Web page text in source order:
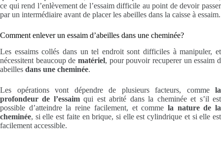
ce qui rend l’enlèvement de l’essaim difficile au point de devoir passer
par un intermédiaire avant de placer les abeilles dans la caisse à essaim.
Comment enlever un essaim d’abeilles dans une cheminée?
Les essaims collés dans un tel endroit sont difficiles à manipuler, et
nécessitent beaucoup de matériel, pour pouvoir recuperer un essaim d
abeilles dans une cheminée.
Les opérations vont dépendre de plusieurs facteurs, commela
profondeur de l’essaimqui est abrité dans la cheminée et s’il est
possible d’atteindre la reine facilement, et comme la nature de la
cheminée, si elle est faite en brique, si elle est cylindrique et si elle est
facilement accessible.